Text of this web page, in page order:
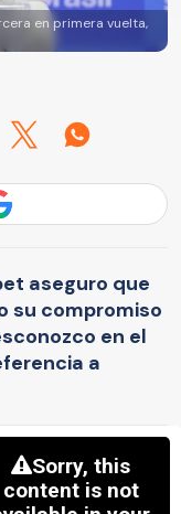
en primera vuelta,
aseguro que
su compromiso
en el
a